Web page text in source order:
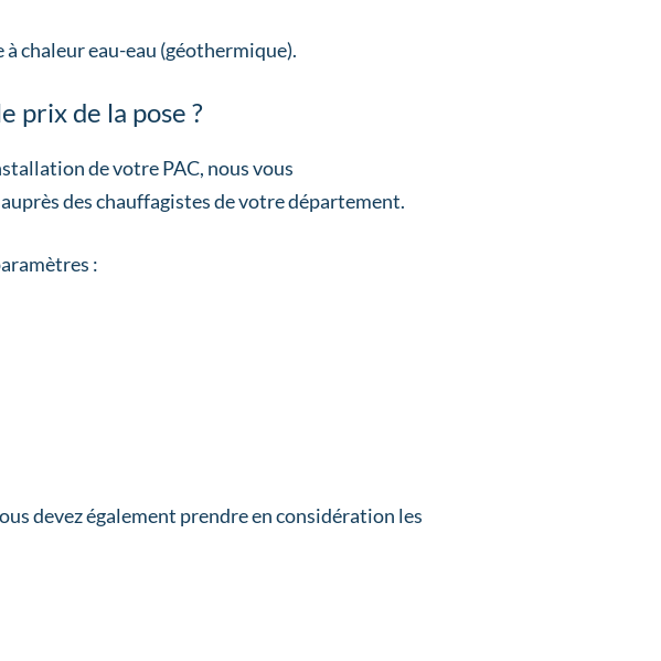
chaleur eau-eau (géothermique).
prix de la pose ?
de votre PAC, nous vous
des chauffagistes de votre département.
:
devez également prendre en considération les